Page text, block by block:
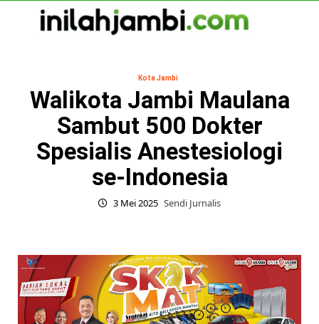
Kota Jambi
Walikota Jambi Maulana
Sambut 500 Dokter
Spesialis Anestesiologi
se-Indonesia
3 Mei 2025 Sendi Jurnalis